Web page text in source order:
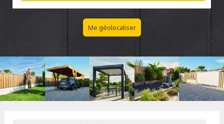
Me géolocaliser